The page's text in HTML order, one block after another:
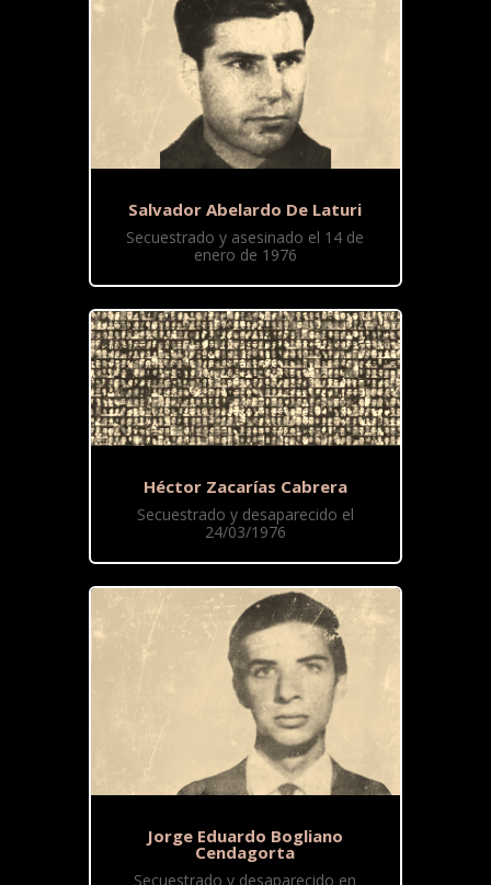
Salvador Abelardo De Laturi
Secuestrado y asesinado el 14 de
enero de 1976
Héctor Zacarías Cabrera
Secuestrado y desaparecido el
24/03/1976
Jorge Eduardo Bogliano
Cendagorta
Secuestrado y desaparecido en